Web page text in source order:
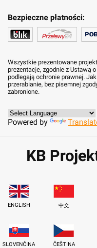
Bezpieczne płatności:
Wszystkie prezentowane
prezentacje, zgodnie z Ustawą
podlegają ochronie prawnej.
przerabianie, bez pisemnej
zabronione.
Powered by
KB
ENGLISH 中文
SLOVENČINA ČEŠTINA